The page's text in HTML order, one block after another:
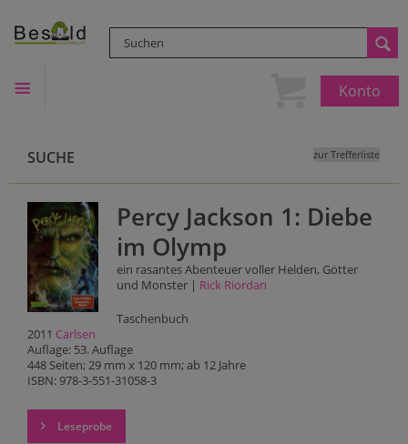
Konto
SUCHE zur Trefferliste
Percy Jackson 1: Diebe
im Olymp
ein rasantes Abenteuer voller Helden, Götter
und Monster | Rick Riordan
Taschenbuch
2011 Carlsen
Auflage: 53. Auflage
448 Seiten; 29 mm x 120 mm; ab 12 Jahre
ISBN: 978-3-551-31058-3
Leseprobe